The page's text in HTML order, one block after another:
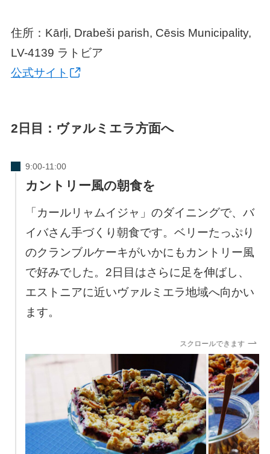
住所：Kārļi, Drabeši parish, Cēsis Municipality,
LV-4139 ラトビア
公式サイト
2日目：ヴァルミエラ方面へ
カントリー風の朝食を
「カールリャムイジャ」のダイニングで、バ
イバさん手づくり朝食です。ベリーたっぷり
のクランブルケーキがいかにもカントリー風
で好みでした。2日目はさらに足を伸ばし、
エストニアに近いヴァルミエラ地域へ向かい
ます。
スクロールできます